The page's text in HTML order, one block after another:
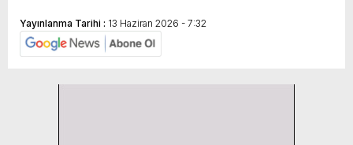
Yayınlanma Tarihi : 13 Haziran 2026 - 7:32